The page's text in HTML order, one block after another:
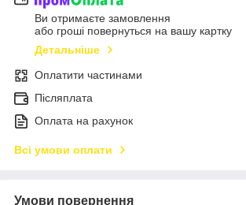
Ви отримаєте замовлення
або гроші повернуться на вашу картку
Детальніше
Оплатити частинами
Післяплата
Оплата на рахунок
Всі умови оплати
Умови повернення